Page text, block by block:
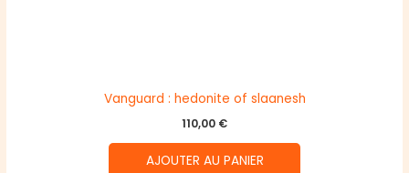
Vanguard : hedonite of slaanesh
110,00 €
AJOUTER AU PANIER